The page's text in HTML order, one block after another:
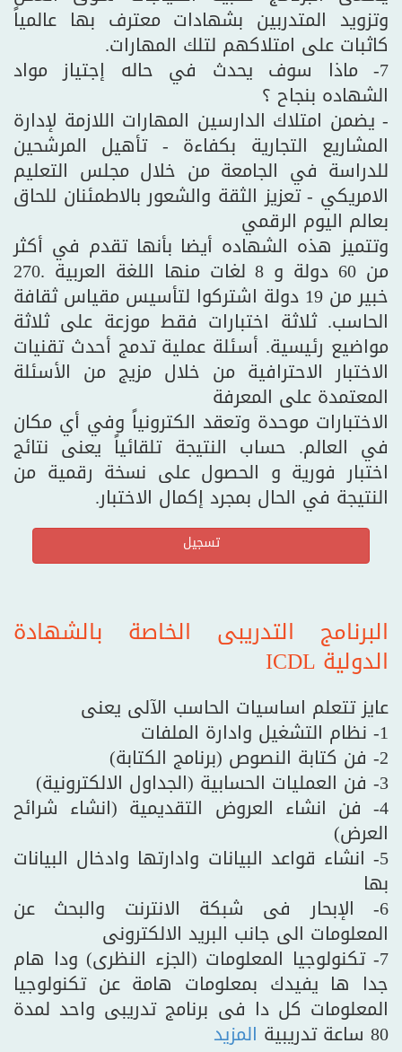
وتزويد المتدربين بشهادات معترف بها عالمياً
كاثبات على امتلاكهم لتلك المهارات.
7- ماذا سوف يحدث في حاله إجتياز مواد
الشهاده بنجاح ؟
- يضمن امتلاك الدارسين المهارات اللازمة لإدارة
المشاريع التجارية بكفاءة - تأهيل المرشحين
للدراسة في الجامعة من خلال مجلس التعليم
الامريكي - تعزيز الثقة والشعور بالاطمئنان للحاق
بعالم اليوم الرقمي
وتتميز هذه الشهاده أيضا بأنها تقدم في أكثر
من 60 دولة و 8 لغات منها اللغة العربية .270
خبير من 19 دولة اشتركوا لتأسيس مقياس ثقافة
الحاسب. ثلاثة اختبارات فقط موزعة على ثلاثة
مواضيع رئيسية. أسئلة عملية تدمج أحدث تقنيات
الاختبار الاحترافية من خلال مزيج من الأسئلة
المعتمدة على المعرفة
الاختبارات موحدة وتعقد الكترونياً وفي أي مكان
في العالم. حساب النتيجة تلقائياً يعنى نتائج
اختبار فورية و الحصول على نسخة رقمية من
النتيجة في الحال بمجرد إكمال الاختبار.
تسجيل
البرنامج التدريبى الخاصة بالشهادة
الدولية ICDL
عايز تتعلم اساسيات الحاسب الآلى يعنى
1- نظام التشغيل وادارة الملفات
2- فن كتابة النصوص (برنامج الكتابة)
3- فن العمليات الحسابية (الجداول الالكترونية)
4- فن انشاء العروض التقديمية (انشاء شرائح
العرض)
5- انشاء قواعد البيانات وادارتها وادخال البيانات
بها
6- الإبحار فى شبكة الانترنت والبحث عن
المعلومات الى جانب البريد الالكترونى
7- تكنولوجيا المعلومات (الجزء النظرى) ودا هام
جدا ها يفيدك بمعلومات هامة عن تكنولوجيا
المعلومات كل دا فى برنامج تدريبى واحد لمدة
80 ساعة تدريبية المزيد